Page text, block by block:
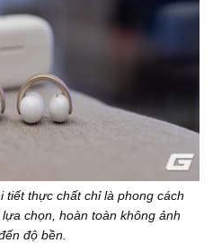
tiết thực chất chỉ là phong cách
chọn, hoàn toàn không ảnh
độ bền.